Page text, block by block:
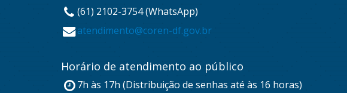
(61) 2102-3754 (WhatsApp)
atendimento@coren-df.gov.br
Horário de atendimento ao público
7h às 17h (Distribuição de senhas até às 16 horas)